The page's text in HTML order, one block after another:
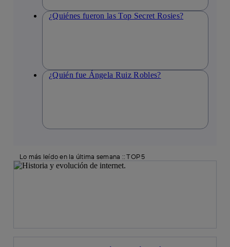
¿Quiénes fueron las Top Secret Rosies?
¿Quién fue Ángela Ruiz Robles?
Lo más leído en la última semana :: TOP 5